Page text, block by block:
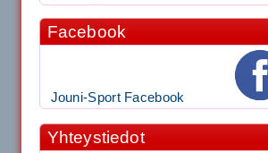
Facebook
Jouni-Sport Facebook
Yhteystiedot